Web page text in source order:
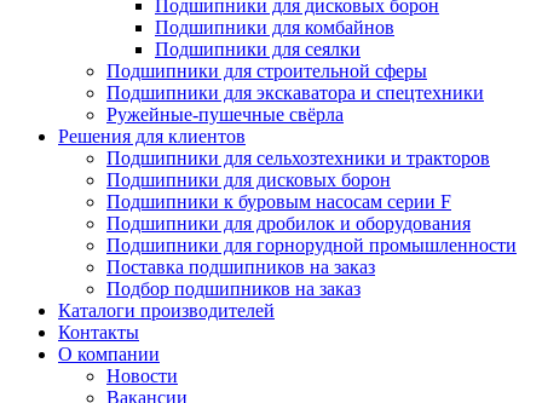
Подшипники для дисковых борон
Подшипники для комбайнов
Подшипники для сеялки
Подшипники для строительной сферы
Подшипники для экскаватора и спецтехники
Ружейные-пушечные свёрла
Решения для клиентов
Подшипники для сельхозтехники и тракторов
Подшипники для дисковых борон
Подшипники к буровым насосам серии F
Подшипники для дробилок и оборудования
Подшипники для горнорудной промышленности
Поставка подшипников на заказ
Подбор подшипников на заказ
Каталоги производителей
Контакты
О компании
Новости
Вакансии